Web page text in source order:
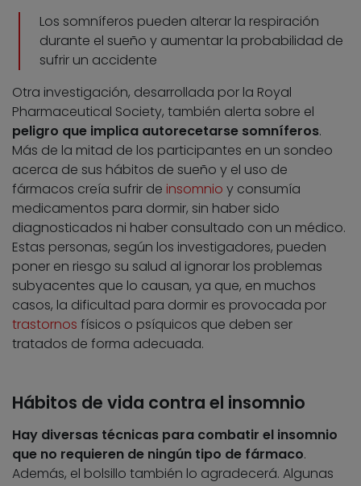
Los somníferos pueden alterar la respiración
durante el sueño y aumentar la probabilidad de
sufrir un accidente
Otra investigación, desarrollada por la Royal
Pharmaceutical Society, también alerta sobre el
peligro que implica autorecetarse somníferos.
Más de la mitad de los participantes en un sondeo
acerca de sus hábitos de sueño y el uso de
fármacos creía sufrir de insomnio y consumía
medicamentos para dormir, sin haber sido
diagnosticados ni haber consultado con un médico.
Estas personas, según los investigadores, pueden
poner en riesgo su salud al ignorar los problemas
subyacentes que lo causan, ya que, en muchos
casos, la dificultad para dormir es provocada por
trastornos físicos o psíquicos que deben ser
tratados de forma adecuada.
Hábitos de vida contra el insomnio
Hay diversas técnicas para combatir el insomnio
que no requieren de ningún tipo de fármaco.
Además, el bolsillo también lo agradecerá. Algunas